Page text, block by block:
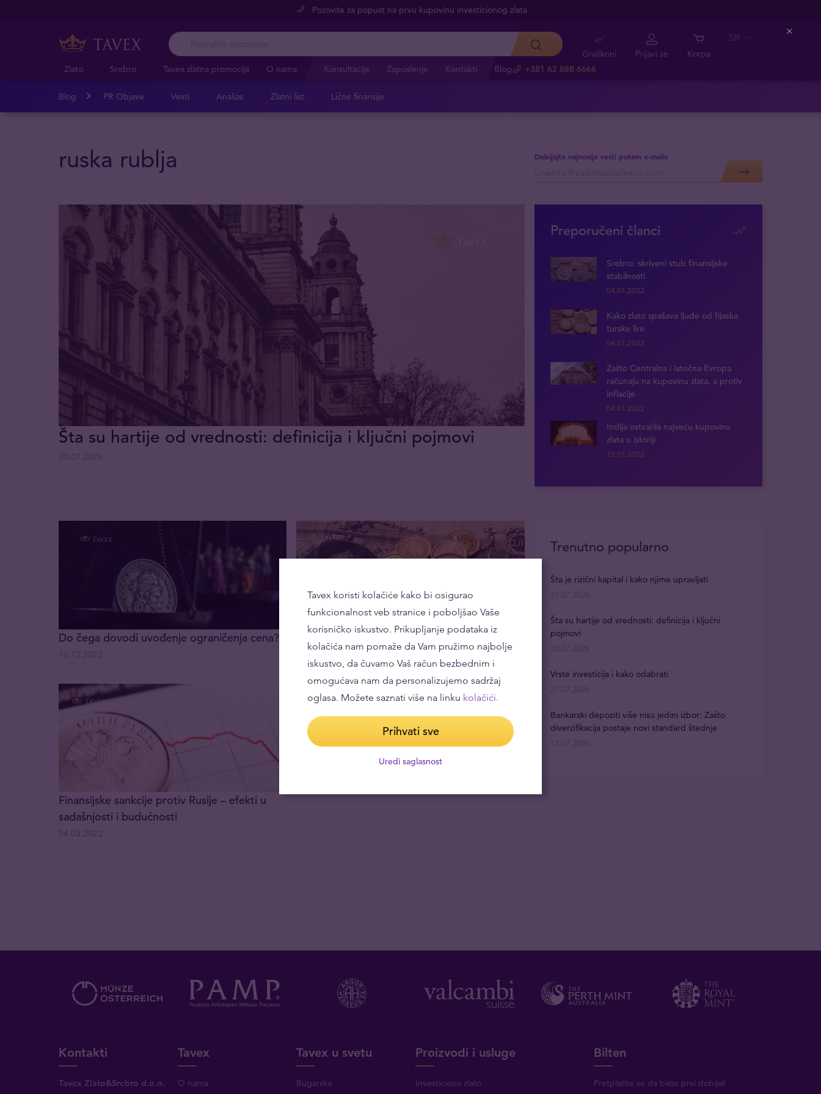
Pozovite za popust na prvu kupovinu investicionog zlata
Zlato Srebro Tavex zlatna promocija O nama Konsultacije Zaposlenje Kontakti Blog +381 62 888 6666
Grafikoni Prijavi se Korpa
SR
Blog PR Objave Vesti Analize Zlatni list Lične finansije
ruska rublja Dobijajte najnovije vesti putem e-maila
Šta su hartije od vrednosti: definicija i ključni pojmovi
Preporučeni članci
Srebro: skriveni stub finansijske
stabilnosti
04.01.2022
Kako zlato spašava ljude od fijaska
turske lire
04.01.2022
Zašto Centralna i Istočna Evropa
računaju na kupovinu zlata, a protiv
inflacije
04.01.2022
Indija ostvarila najveću kupovinu
zlata u istoriji
12.01.2022
Do čega dovodi uvođenje ograničenja cena? Može li Rusija da izvozi sirovine za zlato?
Finansijske sankcije protiv Rusije – efekti u
sadašnjosti i budućnosti
Trenutno popularno
Šta je rizični kapital i kako njime upravljati
31.07.2026
Šta su hartije od vrednosti: definicija i ključni
pojmovi
30.07.2026
Vrste investicija i kako odabrati
27.07.2026
Bankarski depoziti više nisu jedini izbor: Zašto
diverzifikacija postaje novi standard štednje
13.07.2026
Kontakti
Tavex Zlato&Srebro d.o.o.
Tavex
O nama
Tavex u svetu
Bugarska
Proizvodi i usluge
Investiciono zlato
Bilten
Pretplatite se da biste prvi dobijali
Tavex koristi kolačiće kako bi osigurao
funkcionalnost veb stranice i poboljšao Vaše
korisničko iskustvo. Prikupljanje podataka iz
kolačića nam pomaže da Vam pružimo najbolje
iskustvo, da čuvamo Vaš račun bezbednim i
omogućava nam da personalizujemo sadržaj
oglasa. Možete saznati više na linku kolačići.
Prihvati sve
Uredi saglasnost
Close